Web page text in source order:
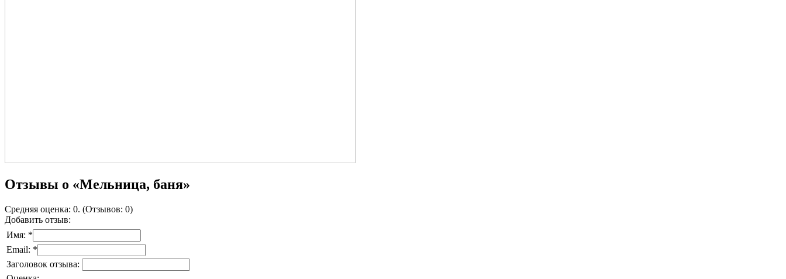
Отзывы о «Мельница, баня»
Средняя оценка: 0. (Отзывов: 0)
Добавить отзыв:
Имя: *
Email: *
Заголовок отзыва: